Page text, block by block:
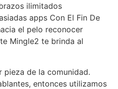
ilimitados
apps Con El Fin De
el pelo reconocer
Mingle2 te brinda al
pieza de la comunidad.
entonces utilizamos